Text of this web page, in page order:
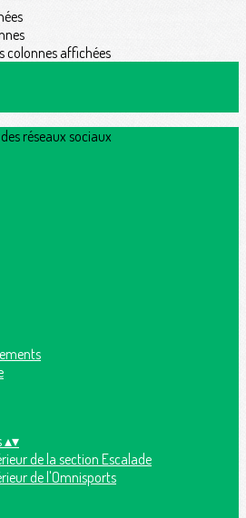
colonnes affichées
réseaux sociaux
▴▾
de la section Escalade
de l'Omnisports